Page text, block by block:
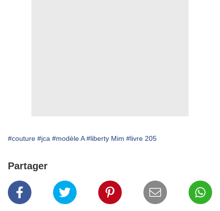
#couture #jca #modèle A #liberty Mim #livre 205
Partager